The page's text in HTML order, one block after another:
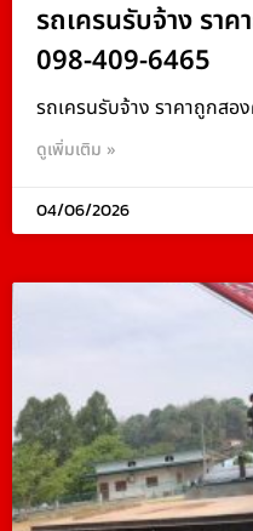
รถเครนรับจ้าง รา
098-409-6465
รถเครนรับจ้าง ราคาถูกสอ
ดูเพิ่มเติม »
04/06/2026